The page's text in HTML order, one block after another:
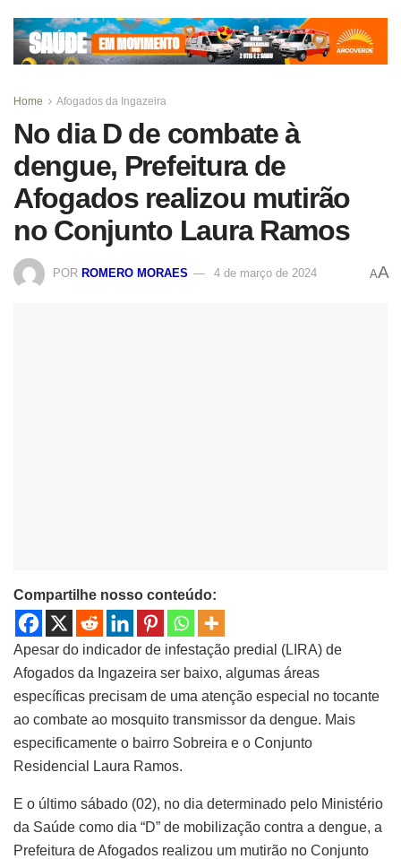
Home Afogados da Ingazeira
No dia D de combate à
dengue, Prefeitura de
Afogados realizou mutirão
no Conjunto Laura Ramos
POR ROMERO MORAES 4 de março de 2024 AA
Compartilhe nosso conteúdo:
Apesar do indicador de infestação predial (LIRA) de
Afogados da Ingazeira ser baixo, algumas áreas
específicas precisam de uma atenção especial no tocante
ao combate ao mosquito transmissor da dengue. Mais
especificamente o bairro Sobreira e o Conjunto
Residencial Laura Ramos.
E o último sábado (02), no dia determinado pelo Ministério
da Saúde como dia “D” de mobilização contra a dengue, a
Prefeitura de Afogados realizou um mutirão no Conjunto